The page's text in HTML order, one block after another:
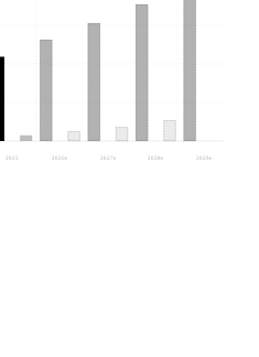
2025 2026e 2027 e 2028e 2029 e